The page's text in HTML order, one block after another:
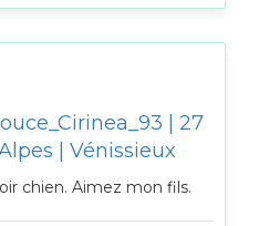
| 27
| Vénissieux
chien. Aimez mon fils.